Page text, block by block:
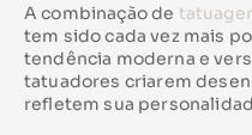
A combinação de
tem sido cada vez mais
tendência moderna e
tatuadores criarem
refletem sua